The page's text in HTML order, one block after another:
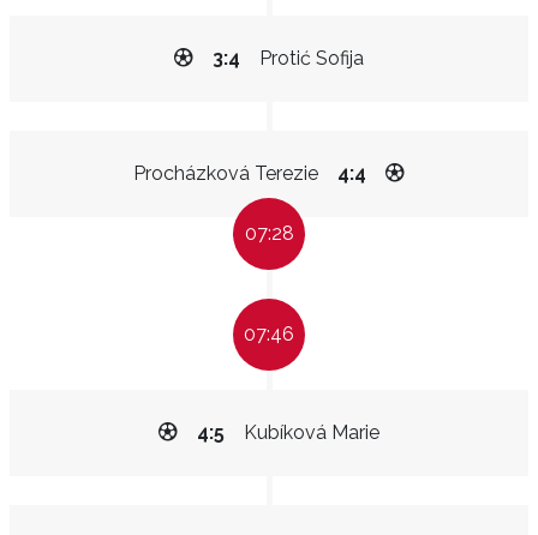
Protić Sofija
3:4
Procházková Terezie 4:4
07:28
07:46
Kubíková Marie
4:5